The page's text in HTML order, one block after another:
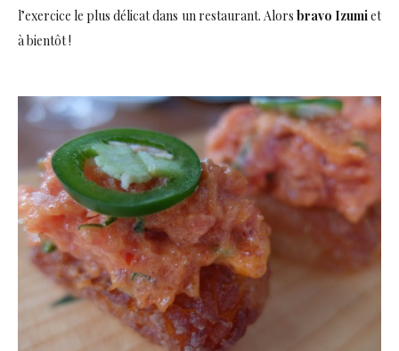
l’exercice le plus délicat dans un restaurant. Alors bravo Izumiet
à bientôt !